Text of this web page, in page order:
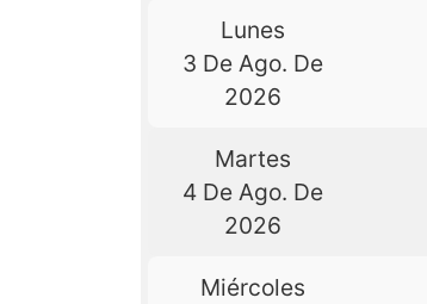
Lunes
3 De Ago. De
2026
Martes
4 De Ago. De
2026
Miércoles